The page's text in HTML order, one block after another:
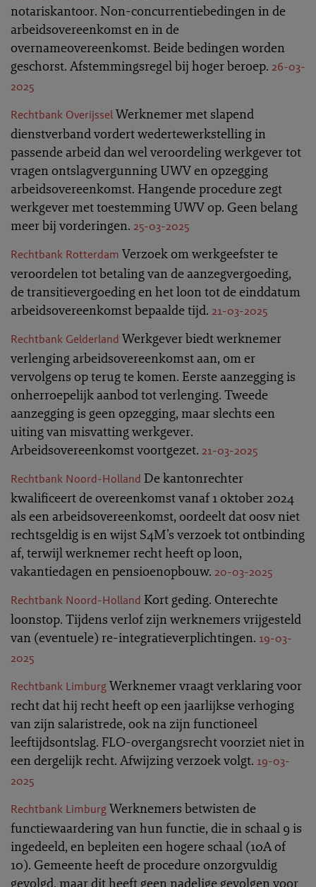
notariskantoor. Non-concurrentiebedingen in de
arbeidsovereenkomst en in de
overnameovereenkomst. Beide bedingen worden
geschorst. Afstemmingsregel bij hoger beroep. 26-03-
2025
Rechtbank OverijsselWerknemer met slapend
dienstverband vordert wedertewerkstelling in
passende arbeid dan wel veroordeling werkgever tot
vragen ontslagvergunning UWV en opzegging
arbeidsovereenkomst. Hangende procedure zegt
werkgever met toestemming UWV op. Geen belang
meer bij vorderingen. 25-03-2025
Rechtbank Rotterdam Verzoek om werkgeefster te
veroordelen tot betaling van de aanzegvergoeding,
de transitievergoeding en het loon tot de einddatum
arbeidsovereenkomst bepaalde tijd. 21-03-2025
Rechtbank Gelderland Werkgever biedt werknemer
verlenging arbeidsovereenkomst aan, om er
vervolgens op terug te komen. Eerste aanzegging is
onherroepelijk aanbod tot verlenging. Tweede
aanzegging is geen opzegging, maar slechts een
uiting van misvatting werkgever.
Arbeidsovereenkomst voortgezet. 21-03-2025
Rechtbank Noord-Holland De kantonrechter
kwalificeert de overeenkomst vanaf 1 oktober 2024
als een arbeidsovereenkomst, oordeelt dat oosv niet
rechtsgeldig is en wijst S4M’s verzoek tot ontbinding
af, terwijl werknemer recht heeft op loon,
vakantiedagen en pensioenopbouw. 20-03-2025
Rechtbank Noord-Holland Kort geding. Onterechte
loonstop. Tijdens verlof zijn werknemers vrijgesteld
van (eventuele) re-integratieverplichtingen. 19-03-
2025
Rechtbank LimburgWerknemer vraagt verklaring voor
recht dat hij recht heeft op een jaarlijkse verhoging
van zijn salaristrede, ook na zijn functioneel
leeftijdsontslag. FLO-overgangsrecht voorziet niet in
een dergelijk recht. Afwijzing verzoek volgt. 19-03-
2025
Rechtbank LimburgWerknemers betwisten de
functiewaardering van hun functie, die in schaal 9 is
ingedeeld, en bepleiten een hogere schaal (10A of
10). Gemeente heeft de procedure onzorgvuldig
gevolgd, maar dit heeft geen nadelige gevolgen voor